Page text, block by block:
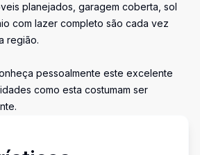
planejados, garagem coberta, sol
com lazer completo são cada vez
região.
pessoalmente este excelente
como esta costumam ser